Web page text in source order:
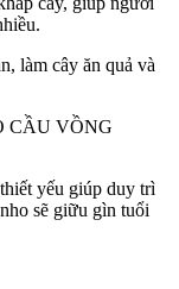
làm cây ăn quả và
CẦU VỒNG
yếu giúp duy trì
sẽ giữu gìn tuổi